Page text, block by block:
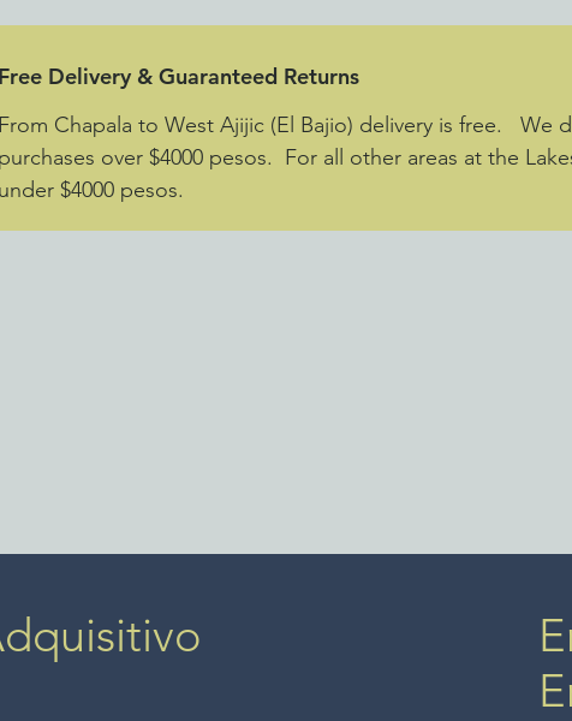
Free Delivery & Guaranteed Returns
From Chapala to West Ajijic (El Bajio) delivery is free. We
purchases over $4000 pesos. For all other areas at the
under $4000 pesos.